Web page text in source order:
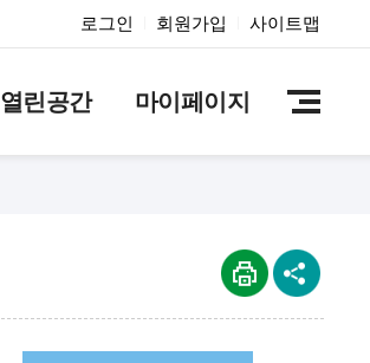
로그인 회원가입 사이트맵
열린공간 마이페이지